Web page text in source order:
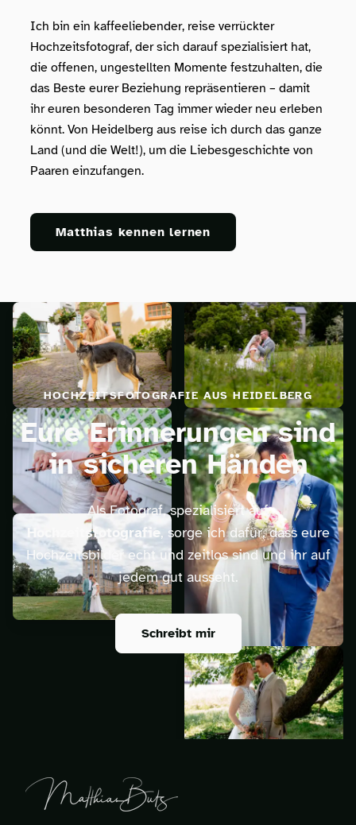
Ich bin ein kaffeeliebender, reise verrückter
Hochzeitsfotograf, der sich darauf spezialisiert hat,
die offenen, ungestellten Momente festzuhalten, die
das Beste eurer Beziehung repräsentieren – damit
ihr euren besonderen Tag immer wieder neu erleben
könnt. Von Heidelberg aus reise ich durch das ganze
Land (und die Welt!), um die Liebesgeschichte von
Paaren einzufangen.
Matthias kennen lernen
HOCHZEITSFOTOGRAFIE AUS HEIDELBERG
Eure Erinnerungen sind
in sicheren Händen
Als Fotograf, spezialisiert auf
Hochzeitsfotografie, sorge ich dafür, dass eure
Hochzeitsbilder echt und zeitlos sind und ihr auf
jedem gut ausseht.
Schreibt mir